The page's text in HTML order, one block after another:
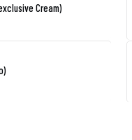
Cream)